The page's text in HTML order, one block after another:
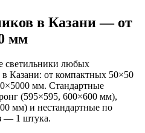
в Казани— от
мм
светильники любых
в Казани: от компактных 50×50
мм. Стандартные
(595×595, 600×600 мм),
мм) и нестандартные по
— 1 штука.